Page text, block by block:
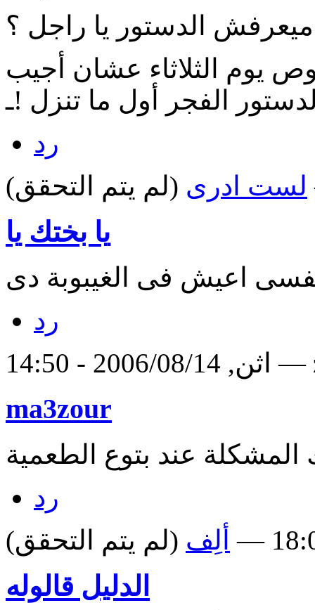
الدستور يا راجل ؟
يوم الثلاثاء عشان أجيب
الفجر أول ما تنزل !ـ
رد
لست ادرى (لم يتم التحقق)
يا بختك يا
اعيش فى الغيبوبة دى
رد
ma3zour
عند بتوع الطعمية
رد
ألِف (لم يتم التحقق)
الدليل قالوله